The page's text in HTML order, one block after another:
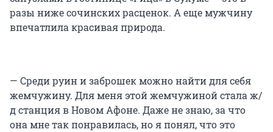
разы ниже сочинских расценок. А еще мужчину
впечатлила красивая природа.
— Среди руин и заброшек можно найти для себя
жемчужину. Для меня этой жемчужиной стала ж/
д станция в Новом Афоне. Даже не знаю, за что
она мне так понравилась, но я понял, что это